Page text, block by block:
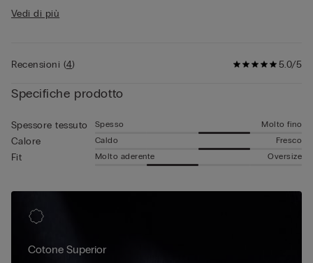
perfettamente alle forme del corpo, garantendo costante
libertà nei movimenti. Questa maglia a maniche corte in cotone
• Il modello è alto 185 cm e indossa la taglia L
Vedi di più
5.0/5
Recensioni(4)
Specifiche prodotto
Spessore tessuto Spesso Molto fino
Calore Caldo Fresco
Fit Molto aderente Oversize
Cotone Superior